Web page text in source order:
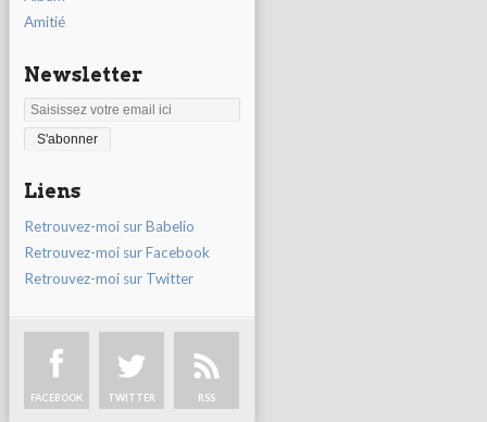
Amitié
Newsletter
Liens
Retrouvez-moi sur Babelio
Retrouvez-moi sur Facebook
Retrouvez-moi sur Twitter
FACEBOOK TWITTER RSS